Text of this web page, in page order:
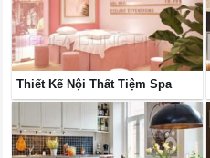
Thiết Kế Nội Thất Tiệm Spa